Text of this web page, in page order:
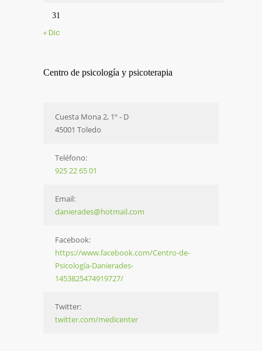
31
« Dic
Centro de psicología y psicoterapia
Cuesta Mona 2, 1º - D
45001 Toledo
Teléfono:
925 22 65 01
Email:
danierades@hotmail.com
Facebook:
https://www.facebook.com/Centro-de-
Psicología-Danierades-
1453825474919727/
Twitter:
twitter.com/medicenter